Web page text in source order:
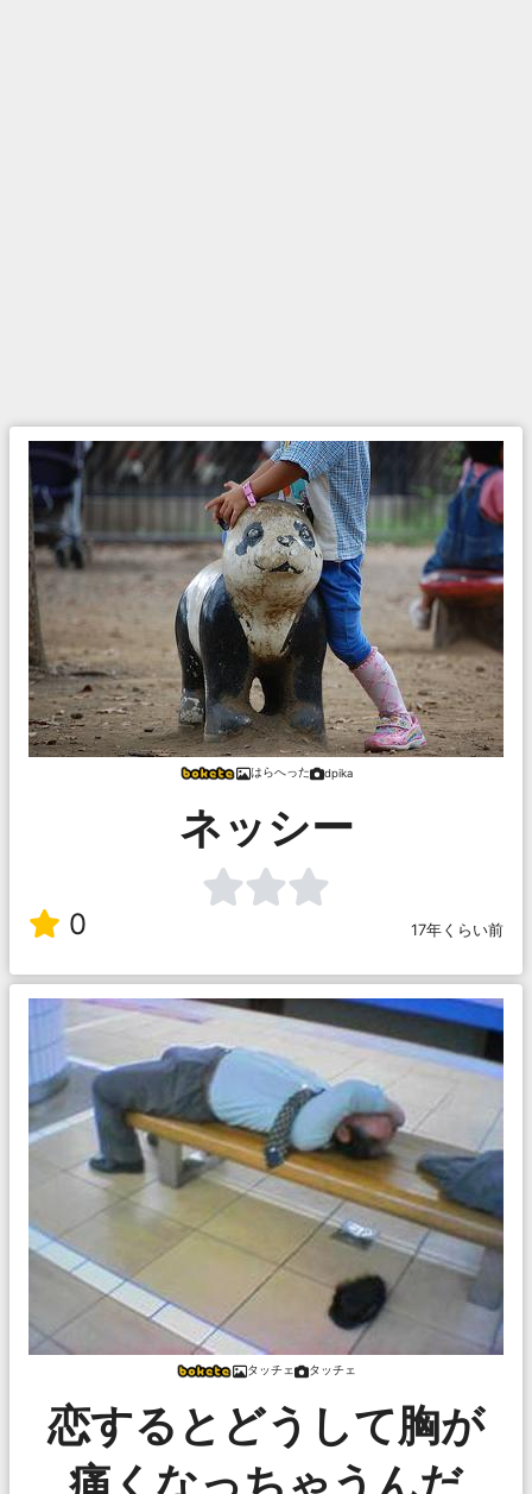
はらへった dpika
ネッシー
0 17年くらい前
タッチェ タッチェ
恋するとどうして胸が